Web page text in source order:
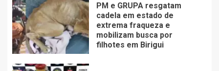
PM e GRUPA resgatam
cadela em estado de
extrema fraqueza e
mobilizam busca por
filhotes em Birigui